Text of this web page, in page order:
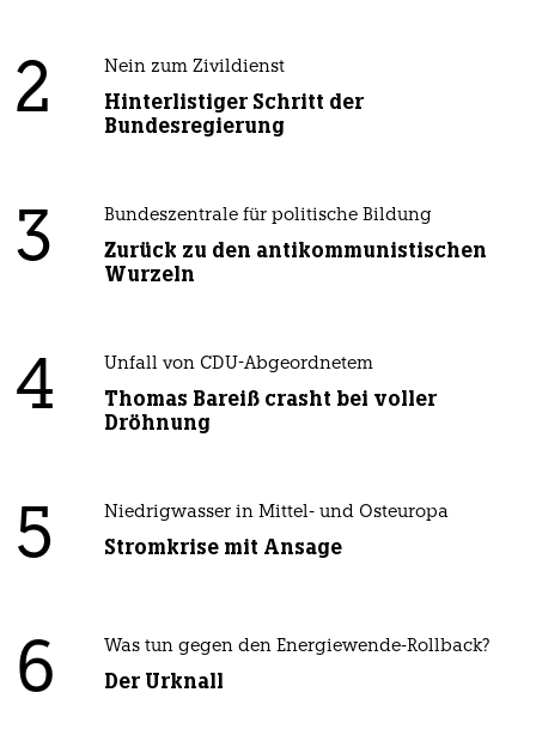
2 Nein zum Zivildienst
Hinterlistiger Schritt der
Bundesregierung
3 Bundeszentrale für politische Bildung
Zurück zu den antikommunistischen
Wurzeln
4 Unfall von CDU-Abgeordnetem
Thomas Bareiß crasht bei voller
Dröhnung
5 Niedrigwasser in Mittel- und Osteuropa
Stromkrise mit Ansage
6 Was tun gegen den Energiewende-Rollback?
Der Urknall